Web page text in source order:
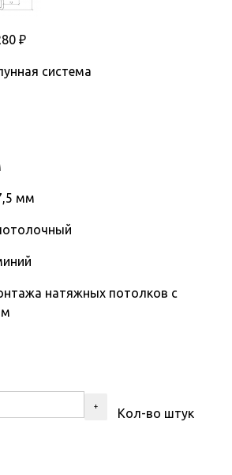
₽
система
мм
натяжных потолков с
Кол-во штук